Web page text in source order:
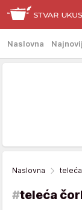
Naslovna
Naslovna
#teleća